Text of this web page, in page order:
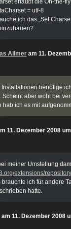
= utf-8
ich das „Set
Allmer am 11.
benötige
Scheint aber wohl bei
hab ich es mit
11. Dezember 2008
meiner Umstellung
extensions/
brauchte ich für andere
hatte.
am 11. Dezember 2008